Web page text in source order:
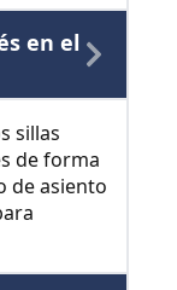
en el
sillas
de forma
de asiento